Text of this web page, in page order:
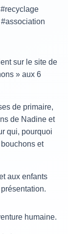
sur le site de
» aux 6
de primaire,
de Nadine et
qui, pourquoi
et
aux enfants
humaine.